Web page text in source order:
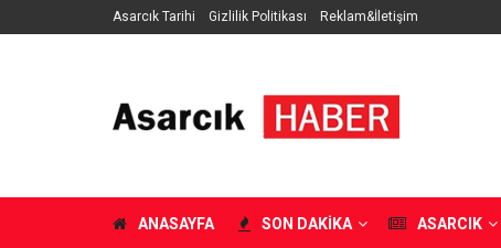
Asarcık Tarihi Gizlilik Politikası Reklam&İletişim
ANASAYFA SON DAKIKA ASARCIK